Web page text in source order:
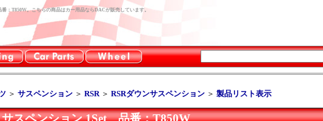
T850W。こちらの商品はカー用品ならDACが販売しています。
＞ サスペンション ＞ RSR＞ RSRダウンサスペンション ＞ 製品リスト表示
スペンション 1Set 品番：T850W